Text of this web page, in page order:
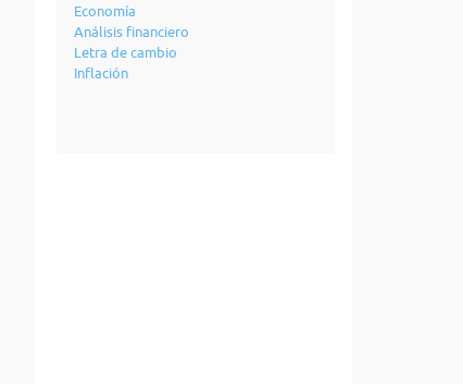
Economía
Análisis financiero
Letra de cambio
Inflación